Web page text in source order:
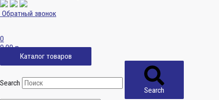
Обратный звонок
0
0,00р.
Каталог товаров
Search
Search